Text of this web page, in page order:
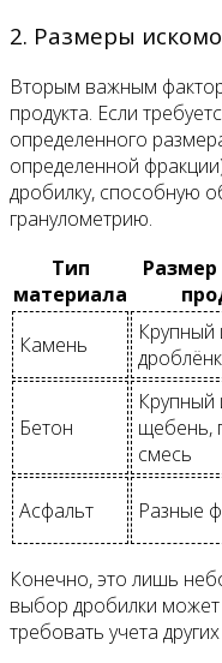
2. Размеры
Вторым важным
продукта. Если
определенного
определенной
дробилку, способную
гранулометрию.
Тип
материала
Размер
Камень
Бетон
Крупный
щебень,
смесь
Асфальт Разные
Конечно, это лишь
выбор дробилки
требовать учета